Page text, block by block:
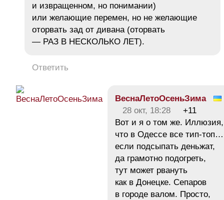
и извращенном, но понимании)
или желающие перемен, но не желающие
оторвать зад от дивана (оторвать
— РАЗ В НЕСКОЛЬКО ЛЕТ).
Ответить
ВеснаЛетоОсеньЗима
28 окт, 18:28
+11
Вот и я о том же. Иллюзия,
что в Одессе все тип-топ…
если подсыпать деньжат,
да грамотно подогреть,
тут может рвануть
как в Донецке. Сепаров
в городе валом. Просто,